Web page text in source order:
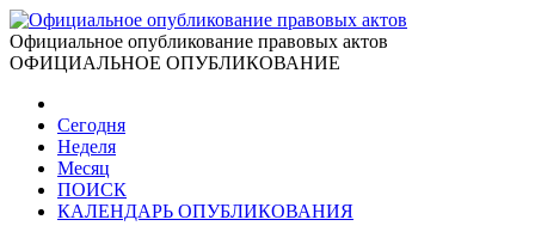
Официальное опубликование правовых актов
ОФИЦИАЛЬНОЕ ОПУБЛИКОВАНИЕ
Сегодня
Неделя
Месяц
ПОИСК
КАЛЕНДАРЬ ОПУБЛИКОВАНИЯ